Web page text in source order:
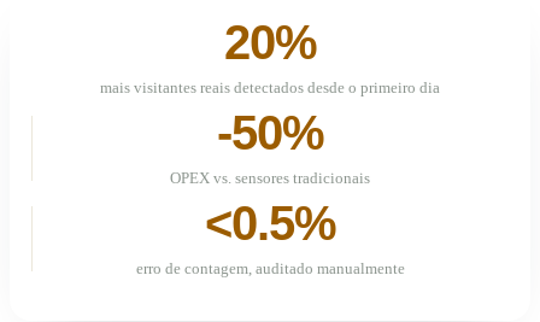
20%
mais visitantes reais detectados desde o primeiro dia
-50%
OPEX vs. sensores tradicionais
<0.5%
erro de contagem, auditado manualmente